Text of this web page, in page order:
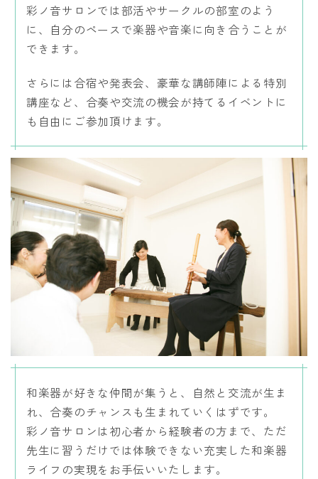
彩ノ音サロンでは部活やサークルの部室のよう
に、自分のペースで楽器や音楽に向き合うことが
できます。
さらには合宿や発表会、豪華な講師陣による特別
講座など、合奏や交流の機会が持てるイベントに
も自由にご参加頂けます。
和楽器が好きな仲間が集うと、自然と交流が生ま
れ、合奏のチャンスも生まれていくはずです。
彩ノ音サロンは初心者から経験者の方まで、ただ
先生に習うだけでは体験できない充実した和楽器
ライフの実現をお手伝いいたします。